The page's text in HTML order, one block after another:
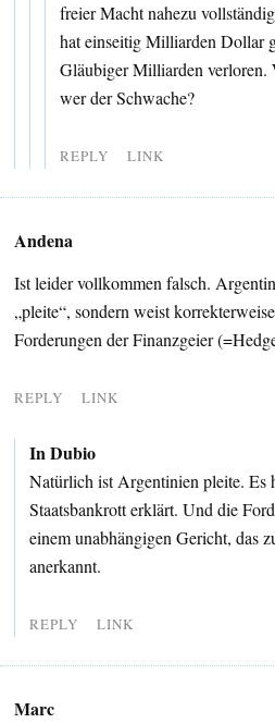
freier Macht nahezu
hat einseitig Milliarden Dollar
Gläubiger Milliarden verloren.
wer der Schwache?
REPLY LINK
Andena
Ist leider vollkommen falsch.
„pleite“, sondern weist
Forderungen der Finanzgeier
REPLY LINK
In Dubio
Natürlich ist Argentinien pleite. Es
Staatsbankrott erklärt. Und die
einem unabhängigen Gericht, das
anerkannt.
REPLY LINK
Marc